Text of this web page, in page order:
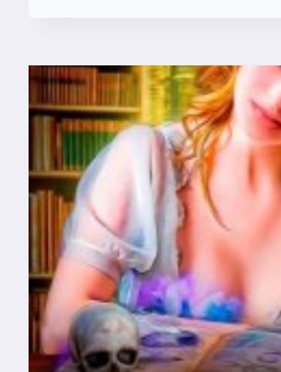
ДРАКОН
ПОД
ПРИКРЫТИЕМ
МАРА
ВЕРЕСЕНЬ